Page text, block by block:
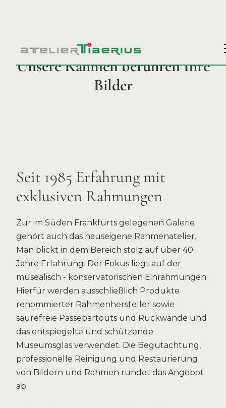
Unsere Rahmen berühren Ihre
Bilder
Seit 1985 Erfahrung mit
exklusiven Rahmungen
Zur im Süden Frankfurts gelegenen Galerie
gehört auch das hauseigene Rahmenatelier.
Man blickt in dem Bereich stolz auf über 40
Jahre Erfahrung. Der Fokus liegt auf der
musealisch - konservatorischen Einrahmungen.
Hierfür werden ausschließlich Produkte
renommierter Rahmenhersteller sowie
säurefreie Passepartouts und Rückwände und
das entspiegelte und schützende
Museumsglas verwendet. Die Begutachtung,
professionelle Reinigung und Restaurierung
von Bildern und Rahmen rundet das Angebot
ab.